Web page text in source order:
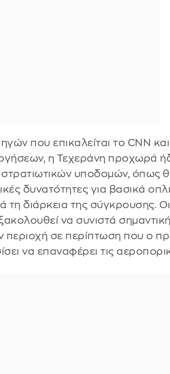
που επικαλείται το CNN
η Τεχεράνη προχωρά
υποδομών, όπως
δυνατότητες για βασικά
διάρκεια της σύγκρουσης. Οι
να συνιστά
σε περίπτωση που ο
να επαναφέρει τις